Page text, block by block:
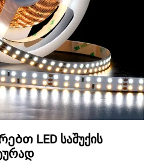
LED საშუქის